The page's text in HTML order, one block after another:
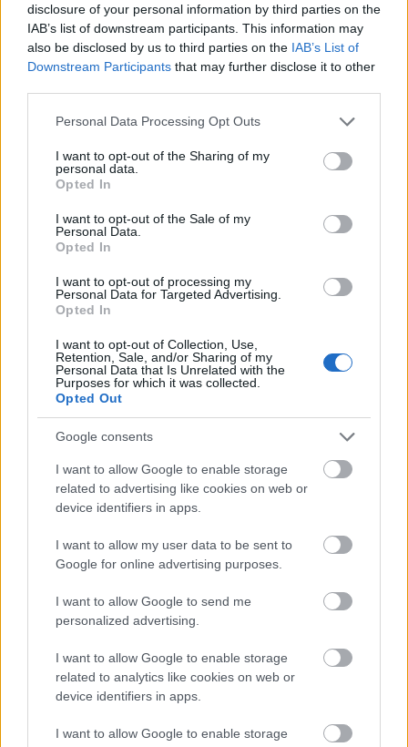
disclosure of your personal information by third parties on the
IAB’s list of downstream participants. This information may
also be disclosed by us to third parties on the IAB’s List of
Downstream Participants that may further disclose it to other
Please note that this website/app uses one or more Google
not limited to your visit or usage behaviour. You may click to
grant or deny consent to Google and its third-party tags to
use your data for below specified purposes in below Google
consent section.
Personal Data Processing Opt Outs
I want to opt-out of the Sharing of my
personal data.
Opted In
I want to opt-out of the Sale of my
Personal Data.
Opted In
I want to opt-out of processing my
Personal Data for Targeted Advertising.
Opted In
I want to opt-out of Collection, Use,
Retention, Sale, and/or Sharing of my
Personal Data that Is Unrelated with the
Purposes for which it was collected.
Opted Out
Google consents
I want to allow Google to enable storage
related to advertising like cookies on web or
device identifiers in apps.
I want to allow my user data to be sent to
Google for online advertising purposes.
I want to allow Google to send me
personalized advertising.
I want to allow Google to enable storage
related to analytics like cookies on web or
device identifiers in apps.
I want to allow Google to enable storage
σερβίρεται μετά τον Οκτώβριο, όταν δηλαδή οι
θεσσαλικές καστανιές δίνουν τον υπέροχο καρπό τους.
Τα γλυκά είναι σπιτικά, το μπαρ φιλόξενο με «ψαγμένη»
Μανιτάρι
Πηγή: Μανιτάρι
Στον κεντρικό δρόμο λίγο πριν από το Νεοχώρια, το
Μανιτάριπροσφέρει μια μεγάλη ποικιλία από
παραδοσιακά, σπιτικά εδέσματα. Δοκιμάστε
αγριογούρουνο με χυλοπίτες, γίδα βραστή, κόκορα
κρασάτο, αρνάκι γάστρας και πρασοτηγανιά δίπλα στις
μανιταρόσουπα με φρέσκα άγρια μανιτάρια της
περιοχής.